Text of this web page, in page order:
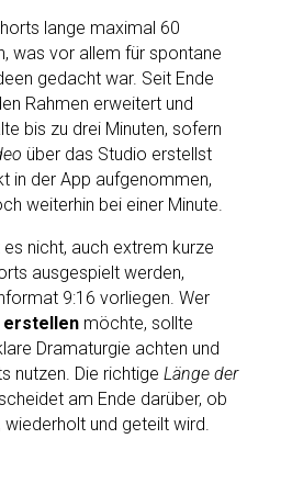
lange maximal 60
was vor allem für spontane
gedacht war. Seit Ende
Rahmen erweitert und
bis zu drei Minuten, sofern
über das Studio erstellst
in der App aufgenommen,
weiterhin bei einer Minute.
nicht, auch extrem kurze
ausgespielt werden,
9:16 vorliegen. Wer
erstellenmöchte, sollte
Dramaturgie achten und
nutzen. Die richtige Länge der
am Ende darüber, ob
wiederholt und geteilt wird.